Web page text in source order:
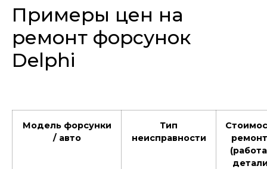
Примеры цен на
ремонт форсунок
Delphi
Модель форсунки
/ авто
Тип
неисправности